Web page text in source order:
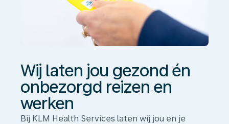
Wij laten jou gezond én
onbezorgd reizen en
werken
Bij KLM Health Services laten wij jou en je